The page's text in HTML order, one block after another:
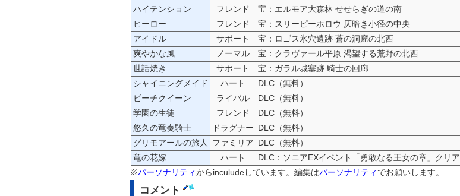
ハイテンション
フレンド
宝：エルモア大森林 せせらぎの道の南
ヒーロー
フレンド
宝：スリーピーホロウ 仄暗き小径の中央
アイドル
サポート
宝：ロゴス氷穴遺跡 蒼の洞窟の北西
爽やかな風
ノーマル
宝：クラヴァール平原 渇望する荒野の北西
世話焼き
サポート
宝：ガラル城塞跡 騎士の回廊
シャイニングメイド
ハート
DLC（無料）
ビーチクイーン
ライバル
DLC（無料）
学園の生徒
フレンド
DLC（無料）
悠久の竜奏騎士
ドラグナー DLC（無料）
グリモアールの旅人
ファミリア DLC（無料）
竜の花嫁
ハート
DLC：ソニアEXイベント「勇敢なる王女の章」クリア
※パーソナリティからinculudeしています。編集はパーソナリティ でお願いします。
コメント